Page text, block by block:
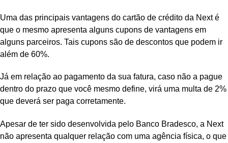
Uma das principais vantagens do cartão de crédito da Next é
que o mesmo apresenta alguns cupons de vantagens em
alguns parceiros. Tais cupons são de descontos que podem ir
além de 60%.
Já em relação ao pagamento da sua fatura, caso não a pague
dentro do prazo que você mesmo define, virá uma multa de 2%
que deverá ser paga corretamente.
Apesar de ter sido desenvolvida pelo Banco Bradesco, a Next
não apresenta qualquer relação com uma agência física, o que